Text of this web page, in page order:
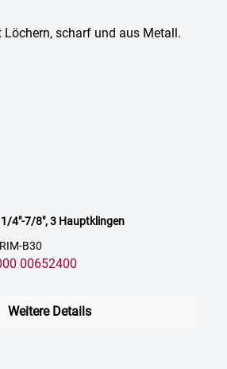
4"-7/8", 3 Hauptklingen
B30
00652400
Weitere Details